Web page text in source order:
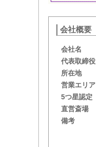
会社概要
会社名
代表取締役
所在地
営業エリア
5つ星認定
直営斎場
備考